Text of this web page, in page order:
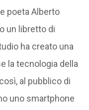
poeta Alberto
un libretto di
ha creato una
la tecnologia della
al pubblico di
uno smartphone